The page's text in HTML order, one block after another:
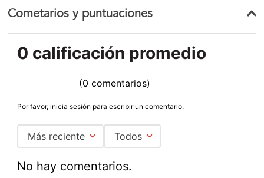
Cometarios y puntuaciones
☆
0 calificación promedio
(0 comentarios)
Por favor, inicia sesión para escribir un comentario.
Más reciente Todos
No hay comentarios.